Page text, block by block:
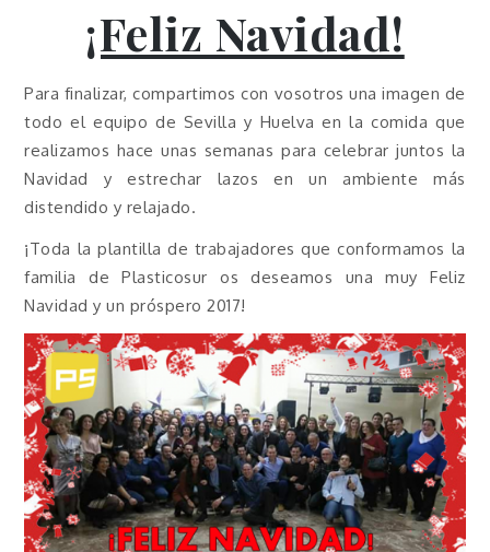
¡Feliz Navidad!
Para finalizar, compartimos con vosotros una imagen de
todo el equipo de Sevilla y Huelva en la comida que
realizamos hace unas semanas para celebrar juntos la
Navidad y estrechar lazos en un ambiente más
distendido y relajado.
¡Toda la plantilla de trabajadores que conformamos la
familia de Plasticosur os deseamos una muy Feliz
Navidad y un próspero 2017!